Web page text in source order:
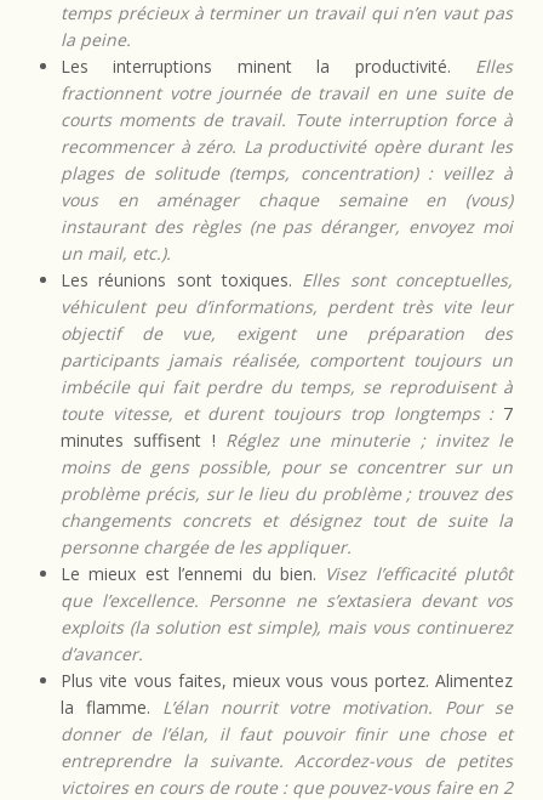
temps précieux à terminer un travail qui n’en vaut pas
la peine.
Les interruptions minent la productivité.
Elles
fractionnent votre journée de travail en une suite de
courts moments de travail. Toute interruption force à
recommencer à zéro. La productivité opère durant les
plages de solitude (temps, concentration) : veillez à
vous en aménager chaque semaine en (vous)
instaurant des règles (ne pas déranger, envoyez moi
un mail, etc.).
Les réunions sont toxiques. Elles sont conceptuelles,
véhiculent peu d’informations, perdent très vite leur
objectif de vue, exigent une préparation des
participants jamais réalisée, comportent toujours un
imbécile qui fait perdre du temps, se reproduisent à
toute vitesse, et durent toujours trop longtemps : 7
minutes suffisent ! Réglez une minuterie ; invitez le
moins de gens possible, pour se concentrer sur un
problème précis, sur le lieu du problème ; trouvez des
changements concrets et désignez tout de suite la
personne chargée de les appliquer.
Le mieux est l’ennemi du bien. Visez l’efficacité plutôt
que l’excellence. Personne ne s’extasiera devant vos
exploits (la solution est simple), mais vous continuerez
d’avancer.
Plus vite vous faites, mieux vous vous portez. Alimentez
la flamme. L’élan nourrit votre motivation. Pour se
donner de l’élan, il faut pouvoir finir une chose et
entreprendre la suivante. Accordez-vous de petites
victoires en cours de route : que pouvez-vous faire en 2